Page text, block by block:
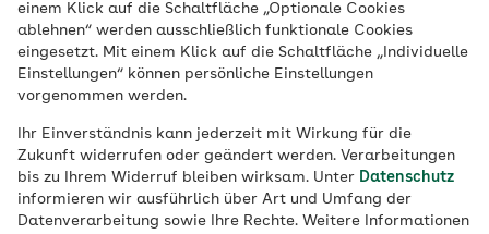
einem Klick auf die Schaltfläche „Optionale Cookies
ablehnen“ werden ausschließlich funktionale Cookies
eingesetzt. Mit einem Klick auf die Schaltfläche „Individuelle
Einstellungen“ können persönliche Einstellungen
vorgenommen werden.
Ihr Einverständnis kann jederzeit mit Wirkung für die
Zukunft widerrufen oder geändert werden. Verarbeitungen
bis zu Ihrem Widerruf bleiben wirksam. Unter Datenschutz
informieren wir ausführlich über Art und Umfang der
Datenverarbeitung sowie Ihre Rechte. Weitere Informationen
Geburtsdatum*
Versichertennr.*